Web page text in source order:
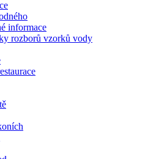
informace
rozborů vzorků vody